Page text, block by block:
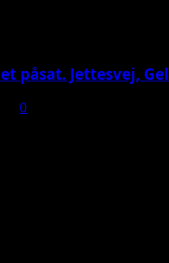
påsat. Jettesvej,
0